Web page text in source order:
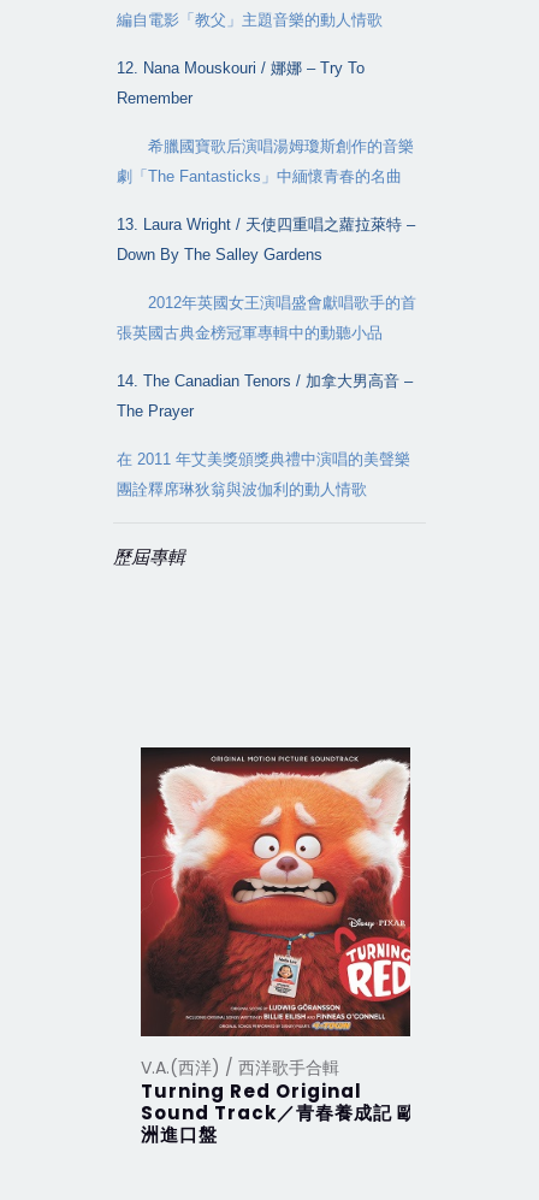
編自電影「教父」主題音樂的動人情歌
12. Nana Mouskouri / 娜娜 – Try To
Remember
希臘國寶歌后演唱湯姆瓊斯創作的音樂
劇「 The Fantasticks 」中緬懷青春的名曲
13. Laura Wright / 天使四重唱之蘿拉萊特 –
Down By The Salley Gardens
2012年英國女王演唱盛會獻唱歌手的首
張英國古典金榜冠軍專輯中的動聽小品
14. The Canadian Tenors / 加拿大男高音 –
The Prayer
在 2011 年艾美獎頒獎典禮中演唱的美聲樂
團詮釋席琳狄翁與波伽利的動人情歌
歷屆專輯
V.A.(西洋) / 西洋歌手合輯
Turning Red Original
Sound Track／青春養成記 歐
洲進口盤